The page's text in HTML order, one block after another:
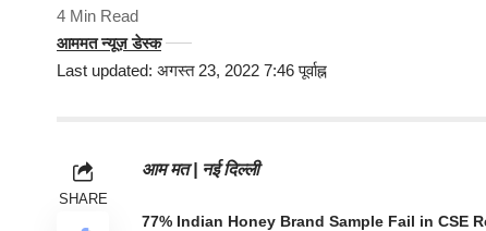
Last updated: अगस्त 23, 2022 7:46 पूर्वाह्न
आममत न्यूज़ डेस्क
4 Min Read
SHARE
आम मत| नई दिल्ली
77% Indian Honey Brand Sample Fail in CSE